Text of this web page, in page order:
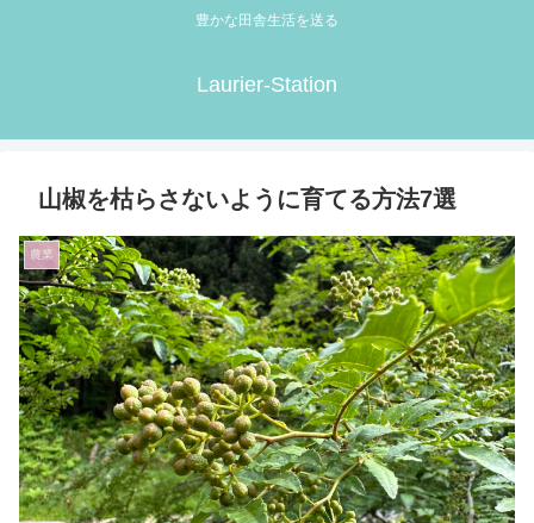
豊かな田舎生活を送る
Laurier-Station
山椒を枯らさないように育てる方法7選
農業